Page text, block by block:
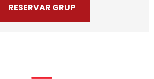
RESERVAR GRUP